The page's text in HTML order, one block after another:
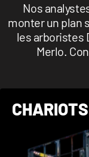
Nos
monter un plan
les arboristes
Merlo.